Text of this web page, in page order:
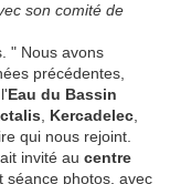
son comité de
" Nous avons
précédentes,
, l'Eau du Bassin
Kercadelec
qui nous rejoint.
invité au centre
séance photos, avec